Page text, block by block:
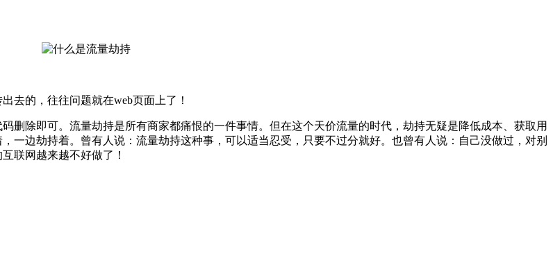
去的，往往问题就在web页面上了！
删除即可。流量劫持是所有商家都痛恨的一件事情。但在这个天价流量的时代，劫持无疑是降低成本、获取用
一边劫持着。曾有人说：流量劫持这种事，可以适当忍受，只要不过分就好。也曾有人说：自己没做过，对别
联网越来越不好做了！